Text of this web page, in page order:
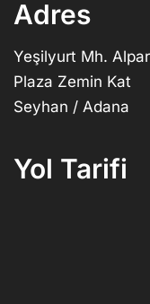
Adres
Yeşilyurt Mh.
Plaza Zemin Kat
Seyhan / Adana
Yol Tarifi